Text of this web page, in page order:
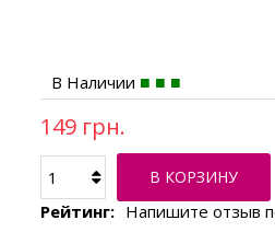
В Наличии
149 грн.
В КОРЗИНУ
Рейтинг: Напишите отзыв